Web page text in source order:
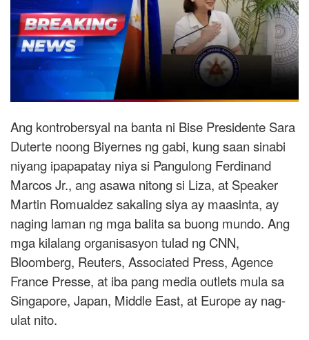
Ang kontrobersyal na banta ni Bise Presidente Sara
Duterte noong Biyernes ng gabi, kung saan sinabi
niyang ipapapatay niya si Pangulong Ferdinand
Marcos Jr., ang asawa nitong si Liza, at Speaker
Martin Romualdez sakaling siya ay maasinta, ay
naging laman ng mga balita sa buong mundo. Ang
mga kilalang organisasyon tulad ng CNN,
Bloomberg, Reuters, Associated Press, Agence
France Presse, at iba pang media outlets mula sa
Singapore, Japan, Middle East, at Europe ay nag-
ulat nito.